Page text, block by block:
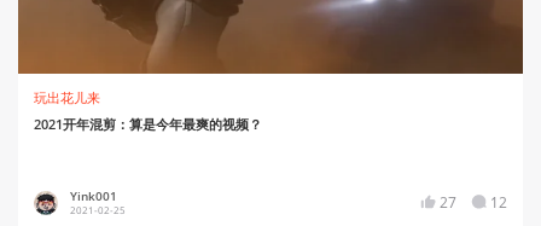
玩出花儿来
2021开年混剪：算是今年最爽的视频？
Yink001
2021-02-25 27 12